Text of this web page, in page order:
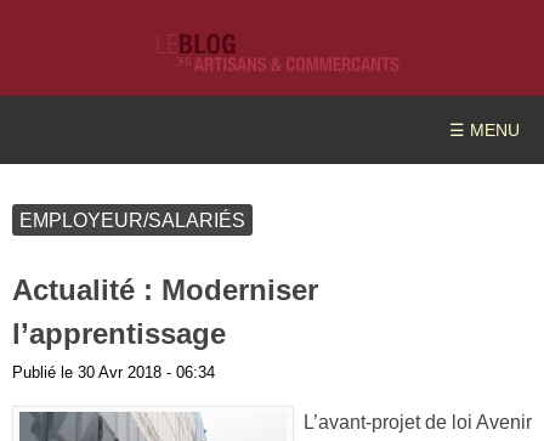
☰ MENU
EMPLOYEUR/SALARIÉS
Actualité : Moderniser
l’apprentissage
Publié le 30 Avr 2018 - 06:34
L’avant-projet de loi Avenir